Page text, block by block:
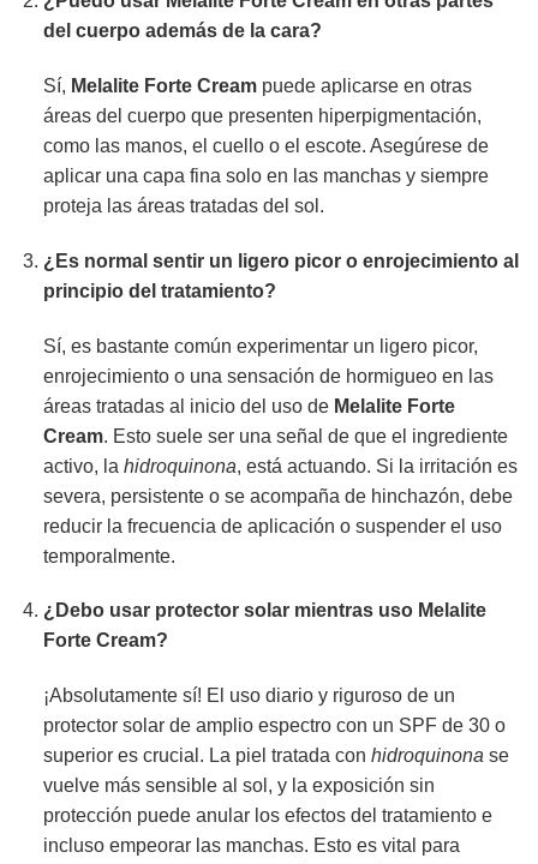
del cuerpo además de la cara?
Sí, Melalite Forte Creampuede aplicarse en otras
áreas del cuerpo que presenten hiperpigmentación,
como las manos, el cuello o el escote. Asegúrese de
aplicar una capa fina solo en las manchas y siempre
proteja las áreas tratadas del sol.
¿Es normal sentir un ligero picor o enrojecimiento al
principio del tratamiento?
Sí, es bastante común experimentar un ligero picor,
enrojecimiento o una sensación de hormigueo en las
áreas tratadas al inicio del uso de Melalite Forte
Cream. Esto suele ser una señal de que el ingrediente
activo, la hidroquinona, está actuando. Si la irritación es
severa, persistente o se acompaña de hinchazón, debe
reducir la frecuencia de aplicación o suspender el uso
temporalmente.
¿Debo usar protector solar mientras uso Melalite
Forte Cream?
¡Absolutamente sí! El uso diario y riguroso de un
protector solar de amplio espectro con un SPF de 30 o
superior es crucial. La piel tratada con hidroquinona se
vuelve más sensible al sol, y la exposición sin
protección puede anular los efectos del tratamiento e
incluso empeorar las manchas. Esto es vital para